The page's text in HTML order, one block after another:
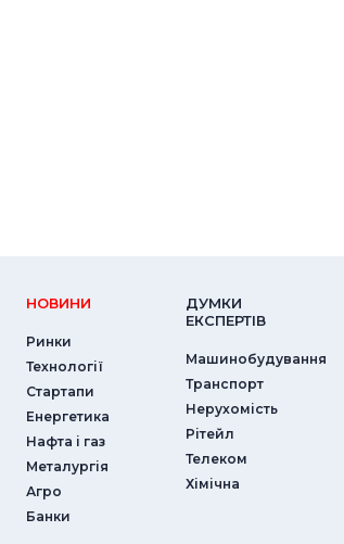
НОВИНИ
Ринки
Технології
Стартапи
Енергетика
Нафта і газ
Металургія
Агро
Банки
ДУМКИ
ЕКСПЕРТIВ
Машинобудування
Транспорт
Нерухомість
Рітейл
Телеком
Хімічна